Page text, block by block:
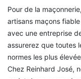
Pour de la
artisans maçons
avec une entreprise
assurerez que toutes
normes les plus
Chez Reinhard José,